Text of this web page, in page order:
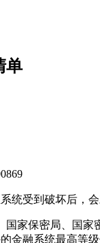
单
统受到破坏后，
国家保密局、国
金融系统最高等级